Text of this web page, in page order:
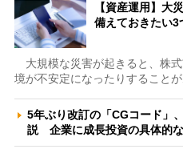
【資産運用】大
備えておきたい
大規模な災害が起きると、株
境が不安定になったりすること
5年ぶり改訂の「CGコード」
説 企業に成長投資の具体的